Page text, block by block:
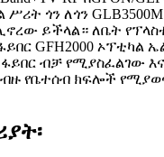
ጎን ለጎን
ይችላል። ለቤት
GFH2000 ኦፕቲካል
ብቻ የሚያስፈልገው
የቤተሰብ ክፍሎች